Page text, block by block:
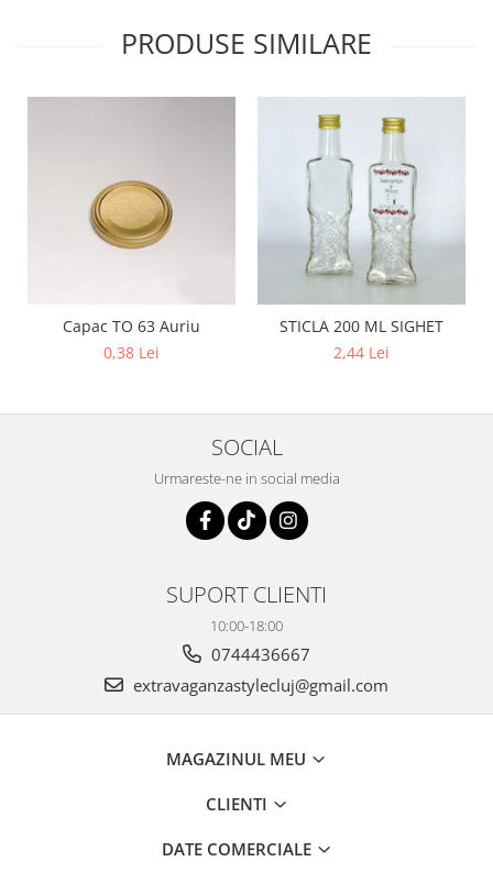
PRODUSE SIMILARE
Capac TO 63 Auriu
0,38 Lei
STICLA 200 ML SIGHET
2,44 Lei
SOCIAL
Urmareste-ne in social media
SUPORT CLIENTI
10:00-18:00
0744436667
extravaganzastylecluj@gmail.com
MAGAZINUL MEU
CLIENTI
DATE COMERCIALE